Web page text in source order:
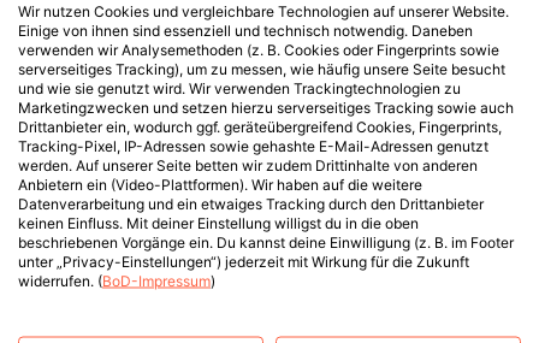
Wir nutzen Cookies und vergleichbare Technologien auf unserer Website.
Einige von ihnen sind essenziell und technisch notwendig. Daneben
verwenden wir Analysemethoden (z. B. Cookies oder Fingerprints sowie
serverseitiges Tracking), um zu messen, wie häufig unsere Seite besucht
und wie sie genutzt wird. Wir verwenden Trackingtechnologien zu
Marketingzwecken und setzen hierzu serverseitiges Tracking sowie auch
Drittanbieter ein, wodurch ggf. geräteübergreifend Cookies, Fingerprints,
Tracking-Pixel, IP-Adressen sowie gehashte E-Mail-Adressen genutzt
werden. Auf unserer Seite betten wir zudem Drittinhalte von anderen
Anbietern ein (Video-Plattformen). Wir haben auf die weitere
Datenverarbeitung und ein etwaiges Tracking durch den Drittanbieter
keinen Einfluss. Mit deiner Einstellung willigst du in die oben
beschriebenen Vorgänge ein. Du kannst deine Einwilligung (z. B. im Footer
unter „Privacy-Einstellungen“) jederzeit mit Wirkung für die Zukunft
widerrufen. (BoD-Impressum)